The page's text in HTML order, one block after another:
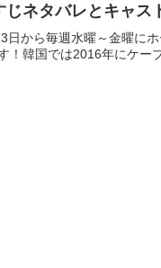
ネタバレとキャス
から毎週水曜～金曜に
韓国では2016年にケー